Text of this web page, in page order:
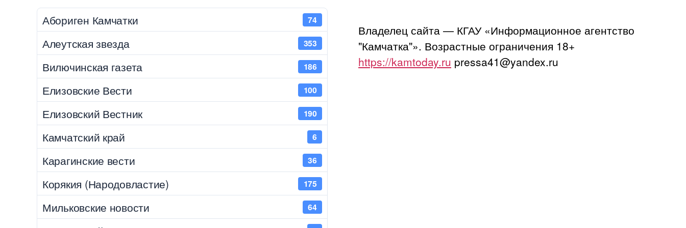
Абориген Камчатки 74
Алеутская звезда 353
Вилючинская газета 186
Елизовские Вести 100
Елизовский Вестник 190
Камчатский край 6
Карагинские вести 36
Корякия (Народовластие) 175
Мильковские новости 64
Владелец сайта — КГАУ «Информационное агентство
"Камчатка"». Возрастные ограничения 18+
https://kamtoday.ru pressa41@yandex.ru